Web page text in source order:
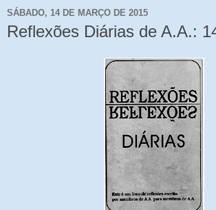
SÁBADO, 14 DE MARÇO DE 2015
Reflexões Diárias de A.A.: